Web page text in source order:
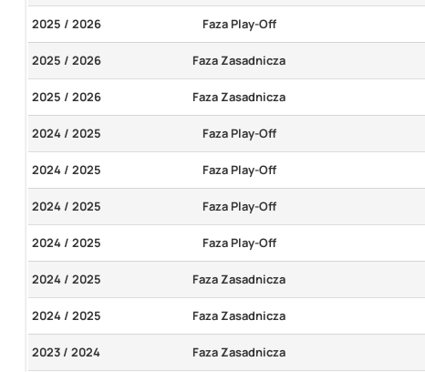
2025 / 2026 Faza Play-Off
2025 / 2026 Faza Zasadnicza
2025 / 2026 Faza Zasadnicza
2024 / 2025 Faza Play-Off
2024 / 2025 Faza Play-Off
2024 / 2025 Faza Play-Off
2024 / 2025 Faza Play-Off
2024 / 2025 Faza Zasadnicza
2024 / 2025 Faza Zasadnicza
2023 / 2024 Faza Zasadnicza